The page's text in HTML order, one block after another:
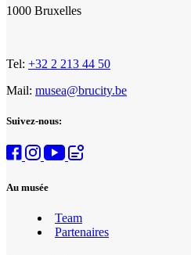
1000 Bruxelles
Tel: +32 2 213 44 50
Mail: musea@brucity.be
Suivez-nous:
Au musée
Team
Partenaires